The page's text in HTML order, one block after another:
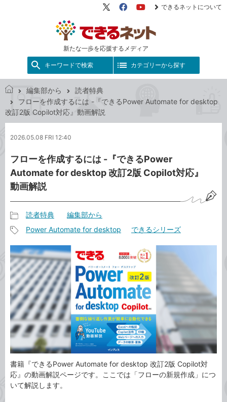
新たな一歩を応援するメディア
X（旧
FacebookYouTube
できるネットについて
キーワードで検索 カテゴリーから探す
で
き
ッ
編集部から
読者特典
フローを作成するには -『できるPower Automate for desktop
改訂2版 Copilot対応』動画解説
2026.05.08 FRI 12:40
フローを作成するには -『できるPower
Automate for desktop 改訂2版 Copilot対応』
動画解説
事
カ
テ
ゴ
リ
読者特典 編集部から
事
タ
グ
Power Automate for desktop できるシリーズ
書籍『できるPower Automate for desktop 改訂2版 Copilot対
応』の動画解説ページです。ここでは「フローの新規作成」につ
いて解説します。